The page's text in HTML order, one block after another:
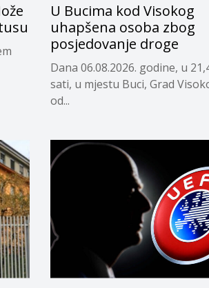
U Bucima kod Visokog
uhapšena osoba zbog
posjedovanje droge
Dana 06.08.2026. godine, u
sati, u mjestu Buci, Grad
od...